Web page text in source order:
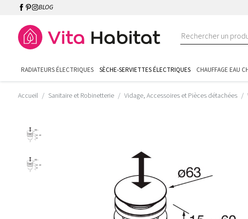
BLOG
RADIATEURS ÉLECTRIQUES SÈCHE-SERVIETTES ÉLECTRIQUES CHAUFFAGE EAU
Accueil Sanitaire et Robinetterie Vidage, Accessoires et Pièces détachées